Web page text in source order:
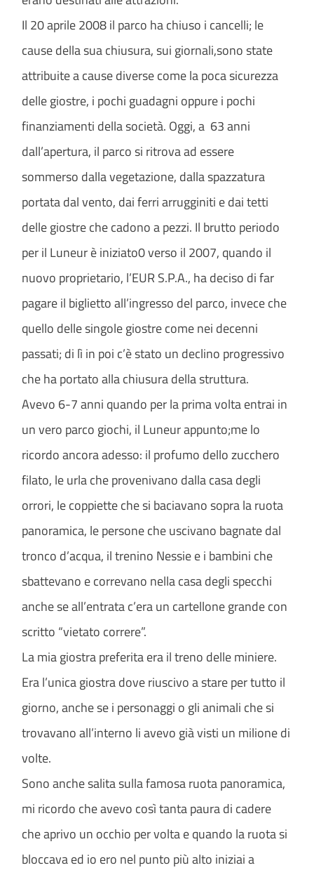
Il 20 aprile 2008 il parco ha chiuso i cancelli; le
cause della sua chiusura, sui giornali,sono state
attribuite a cause diverse come la poca sicurezza
delle giostre, i pochi guadagni oppure i pochi
finanziamenti della società. Oggi, a 63 anni
dall’apertura, il parco si ritrova ad essere
sommerso dalla vegetazione, dalla spazzatura
portata dal vento, dai ferri arrugginiti e dai tetti
delle giostre che cadono a pezzi. Il brutto periodo
per il Luneur è iniziato0 verso il 2007, quando il
nuovo proprietario, l’EUR S.P.A., ha deciso di far
pagare il biglietto all’ingresso del parco, invece che
quello delle singole giostre come nei decenni
passati; di lì in poi c’è stato un declino progressivo
che ha portato alla chiusura della struttura.
Avevo 6-7 anni quando per la prima volta entrai in
un vero parco giochi, il Luneur appunto;me lo
ricordo ancora adesso: il profumo dello zucchero
filato, le urla che provenivano dalla casa degli
orrori, le coppiette che si baciavano sopra la ruota
panoramica, le persone che uscivano bagnate dal
tronco d’acqua, il trenino Nessie e i bambini che
sbattevano e correvano nella casa degli specchi
anche se all’entrata c’era un cartellone grande con
scritto “vietato correre”.
La mia giostra preferita era il treno delle miniere.
Era l’unica giostra dove riuscivo a stare per tutto il
giorno, anche se i personaggi o gli animali che si
trovavano all’interno li avevo già visti un milione di
volte.
Sono anche salita sulla famosa ruota panoramica,
mi ricordo che avevo così tanta paura di cadere
che aprivo un occhio per volta e quando la ruota si
bloccava ed io ero nel punto più alto iniziai a